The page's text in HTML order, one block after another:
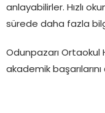
anlayabilirler. Hızlı
sürede daha fazla
Odunpazarı Ortaokul
akademik